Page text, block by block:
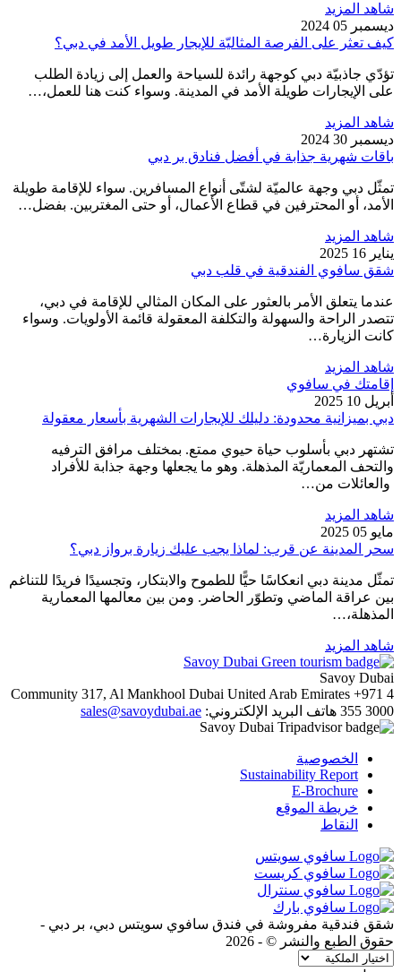
شاهد المزيد
ديسمبر 05 2024
كيف تعثر على الفرصة المثاليّة للإيجار طويل الأمد في دبي؟
تؤدّي جاذبيّة دبي كوجهة رائدة للسياحة والعمل إلى زيادة الطلب
على الإيجارات طويلة الأمد في المدينة. وسواء كنت هنا للعمل،…
شاهد المزيد
ديسمبر 30 2024
باقات شهرية جذابة في أفضل فنادق بر دبي
تمثّل دبي وجهة عالميّة لشتّى أنواع المسافرين. سواء للإقامة طويلة
الأمد، أو المحترفين في قطاع الأعمال، أو حتى المغتربين. بفضل…
شاهد المزيد
يناير 16 2025
شقق سافوي الفندقية في قلب دبي
عندما يتعلق الأمر بالعثور على المكان المثالي للإقامة في دبي،
تتصدر الراحة والسهولة والتكلفة المعقولة قائمة الأولويات. وسواء
كانت الزيارة…
شاهد المزيد
إقامتك في سافوي
أبريل 10 2025
دبي بميزانية محدودة: دليلك للإيجارات الشهرية بأسعار معقولة
تشتهر دبي بأسلوب حياة حيوي ممتع. بمختلف مرافق الترفيه
والتحف المعماريّة المذهلة. وهو ما يجعلها وجهة جذابة للأفراد
والعائلات من…
شاهد المزيد
مايو 05 2025
سحر المدينة عن قرب: لماذا يجب عليك زيارة برواز دبي؟
تمثّل مدينة دبي انعكاسًا حيًّا للطموح والابتكار، وتجسيدًا فريدًا للتناغم
بين عراقة الماضي وتطوّر الحاضر. ومن بين معالمها المعمارية
المذهلة،…
شاهد المزيد
Savoy Dubai
Community 317, Al Mankhool Dubai United Arab Emirates +971 4
355 3000 هاتف البريد الإلكتروني: sales@savoydubai.ae
الخصوصية
Sustainability Report
E-Brochure
خريطة الموقع
النقاط
شقق فندقية مفروشة في فندق سافوي سويتس دبي، بر دبي -
حقوق الطبع والنشر © - 2026